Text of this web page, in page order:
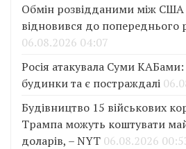
Обмін розвідданими між США
відновився до попереднього
06.08.2026 04:07
Росія атакувала Суми
будинки та є постраждалі
Будівництво 15 військових
Трампа можуть коштувати
доларів, – NYT 06.08.2026